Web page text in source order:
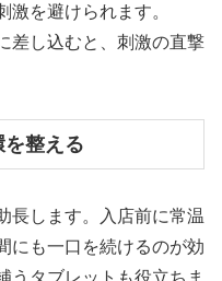
激を避けられます。
差し込むと、刺激の直撃
整える
長します。入店前に常温
にも一口を続けるのが効